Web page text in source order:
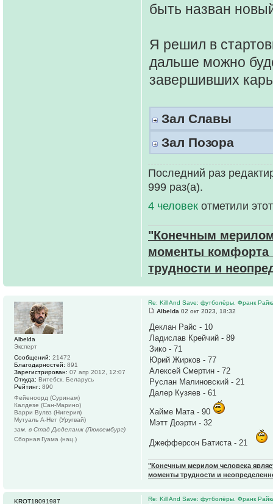
быть назван
Я решил в
дальше можно
завершивших
Зал Славы
Зал Позора
Последний раз
999 раз(а).
4 человек отметили
"Конечным мерилом
моменты комфорта
трудности и
Re: Kill And Save: футболёры. Франк
Albelda 02 окт 2023, 18:32
Деклан Райс - 10
Ладислав Крейчий - 89
Зико - 71
Юрий Жирков - 77
Алексей Смертин - 72
Руслан Малиновский - 21
Далер Кузяев - 61
Хайме Мата - 90
Мэтт Доэрти - 32
Джефферсон Батиста - 21
"Конечным мерилом человека
моменты трудности и
Albelda
Эксперт
Сообщений: 21472
Благодарностей: 891
Зарегистрирован: 07 апр 2012, 12:07
Откуда: Витебск, Беларусь
Рейтинг: 890
Фейеноорд (Суринам)
Калдезе (Сан-Марино)
Варри Вулвз (Нигерия)
Мутуаль А-Нет (Уругвай)
зам. в Стад Дюделанж (Люксембург)
Сборная Гуама (нац.)
Re: Kill And Save: футболёры. Франк
KROT18091987